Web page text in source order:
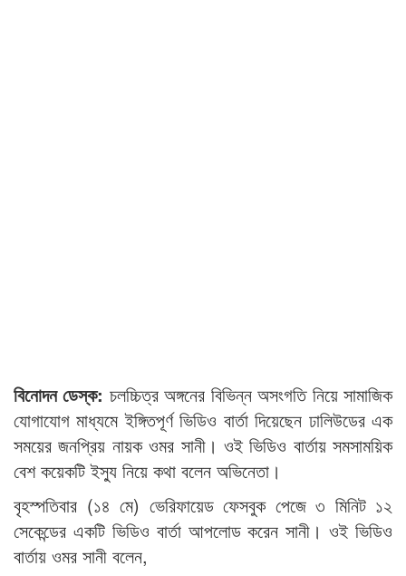
বিনোদন ডেস্ক: চলচ্চিত্র অঙ্গনের বিভিন্ন অসংগতি নিয়ে সামাজিক
যোগাযোগ মাধ্যমে ইঙ্গিতপূর্ণ ভিডিও বার্তা দিয়েছেন ঢালিউডের এক
সময়ের জনপ্রিয় নায়ক ওমর সানী। ওই ভিডিও বার্তায় সমসাময়িক
বেশ কয়েকটি ইস্যু নিয়ে কথা বলেন অভিনেতা।
বৃহস্পতিবার (১৪ মে) ভেরিফায়েড ফেসবুক পেজে ৩ মিনিট ১২
সেকেন্ডের একটি ভিডিও বার্তা আপলোড করেন সানী। ওই ভিডিও
বার্তায় ওমর সানী বলেন,